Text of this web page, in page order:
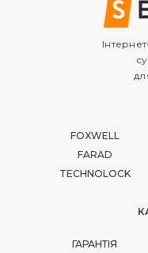
FOXWELL
FARAD
TECHNOLOCK
ГАРАНТІЯ